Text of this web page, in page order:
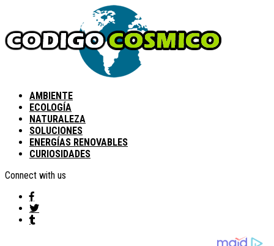
AMBIENTE
ECOLOGÍA
NATURALEZA
SOLUCIONES
ENERGÍAS RENOVABLES
CURIOSIDADES
Connect with us